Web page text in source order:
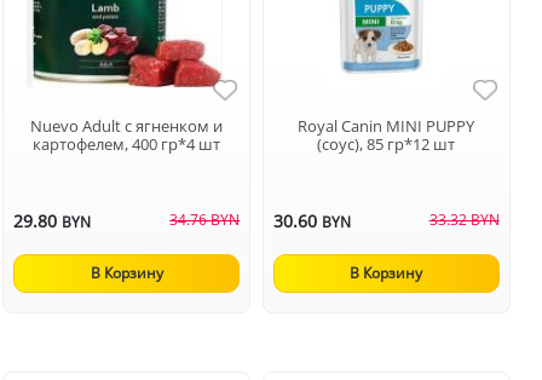
Nuevo Adult с ягненком и
картофелем, 400 гр*4 шт
29.80 BYN 34.76 BYN
В Корзину
Royal Canin MINI PUPPY
(соус), 85 гр*12 шт
30.60 BYN 33.32 BYN
В Корзину